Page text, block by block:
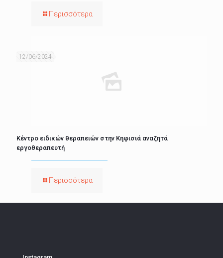
Περισσότερα
12/06/2024
Κέντρο ειδικών θεραπειών στην Κηφισιά αναζητά
εργοθεραπευτή
Περισσότερα